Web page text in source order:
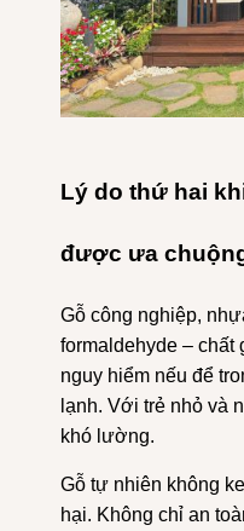
Lý do thứ hai
được ưa
Gỗ công nghiệp,
formaldehyde – chất
nguy hiểm nếu để
lạnh. Với trẻ nhỏ và
khó lường.
Gỗ tự nhiên không
hại. Không chỉ an